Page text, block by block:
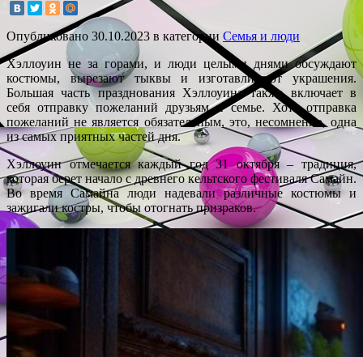
Опубликовано 30.10.2023 в категории Семья и люди
Хэллоуин не за горами, и люди целыми днями обсуждают
костюмы, вырезают тыквы и изготавливают украшения.
Большая часть празднования Хэллоуина также включает в
себя отправку пожеланий друзьям и семье. Хотя отправка
пожеланий не является обязательным, это, несомненно, одна
из самых приятных частей дня.
Хэллоуин отмечается каждый год 31 октября – традиция,
которая берет начало с древнего кельтского фестиваля Самайн.
Во время Самайна люди надевали различные костюмы и
зажигали костры, чтобы отогнать призраков.